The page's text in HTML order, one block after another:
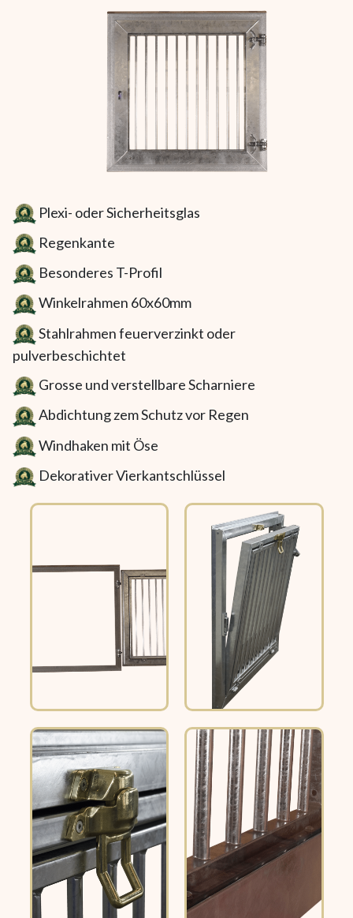
Plexi- oder Sicherheitsglas
Regenkante
Besonderes T-Profil
Winkelrahmen 60x60mm
Stahlrahmen feuerverzinkt oder
pulverbeschichtet
Grosse und verstellbare Scharniere
Abdichtung zem Schutz vor Regen
Windhaken mit Öse
Dekorativer Vierkantschlüssel